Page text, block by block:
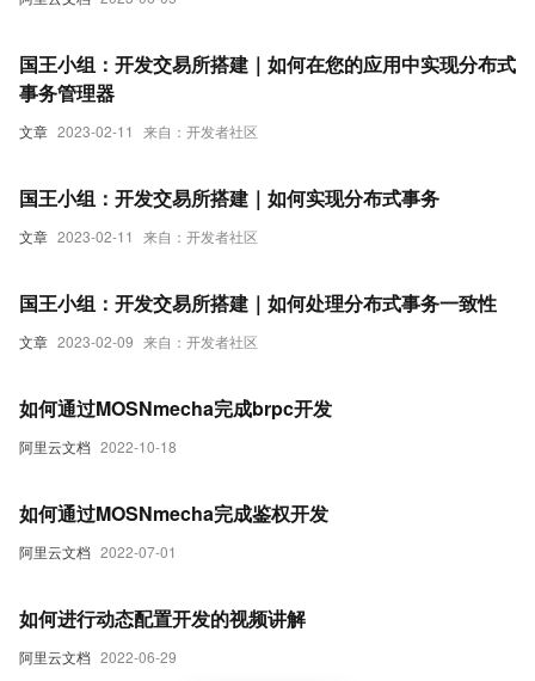
文章 2023-02-11 来自：开发者社区
国王小组：开发交易所搭建｜如何在您的应用中实现分布式
事务管理器
文章 2023-02-11 来自：开发者社区
国王小组：开发交易所搭建｜如何实现分布式事务
文章 2023-02-09 来自：开发者社区
国王小组：开发交易所搭建｜如何处理分布式事务一致性
阿里云文档 2022-10-18
如何通过MOSNmecha完成brpc开发
阿里云文档 2022-07-01
如何通过MOSNmecha完成鉴权开发
阿里云文档 2022-06-29
如何进行动态配置开发的视频讲解